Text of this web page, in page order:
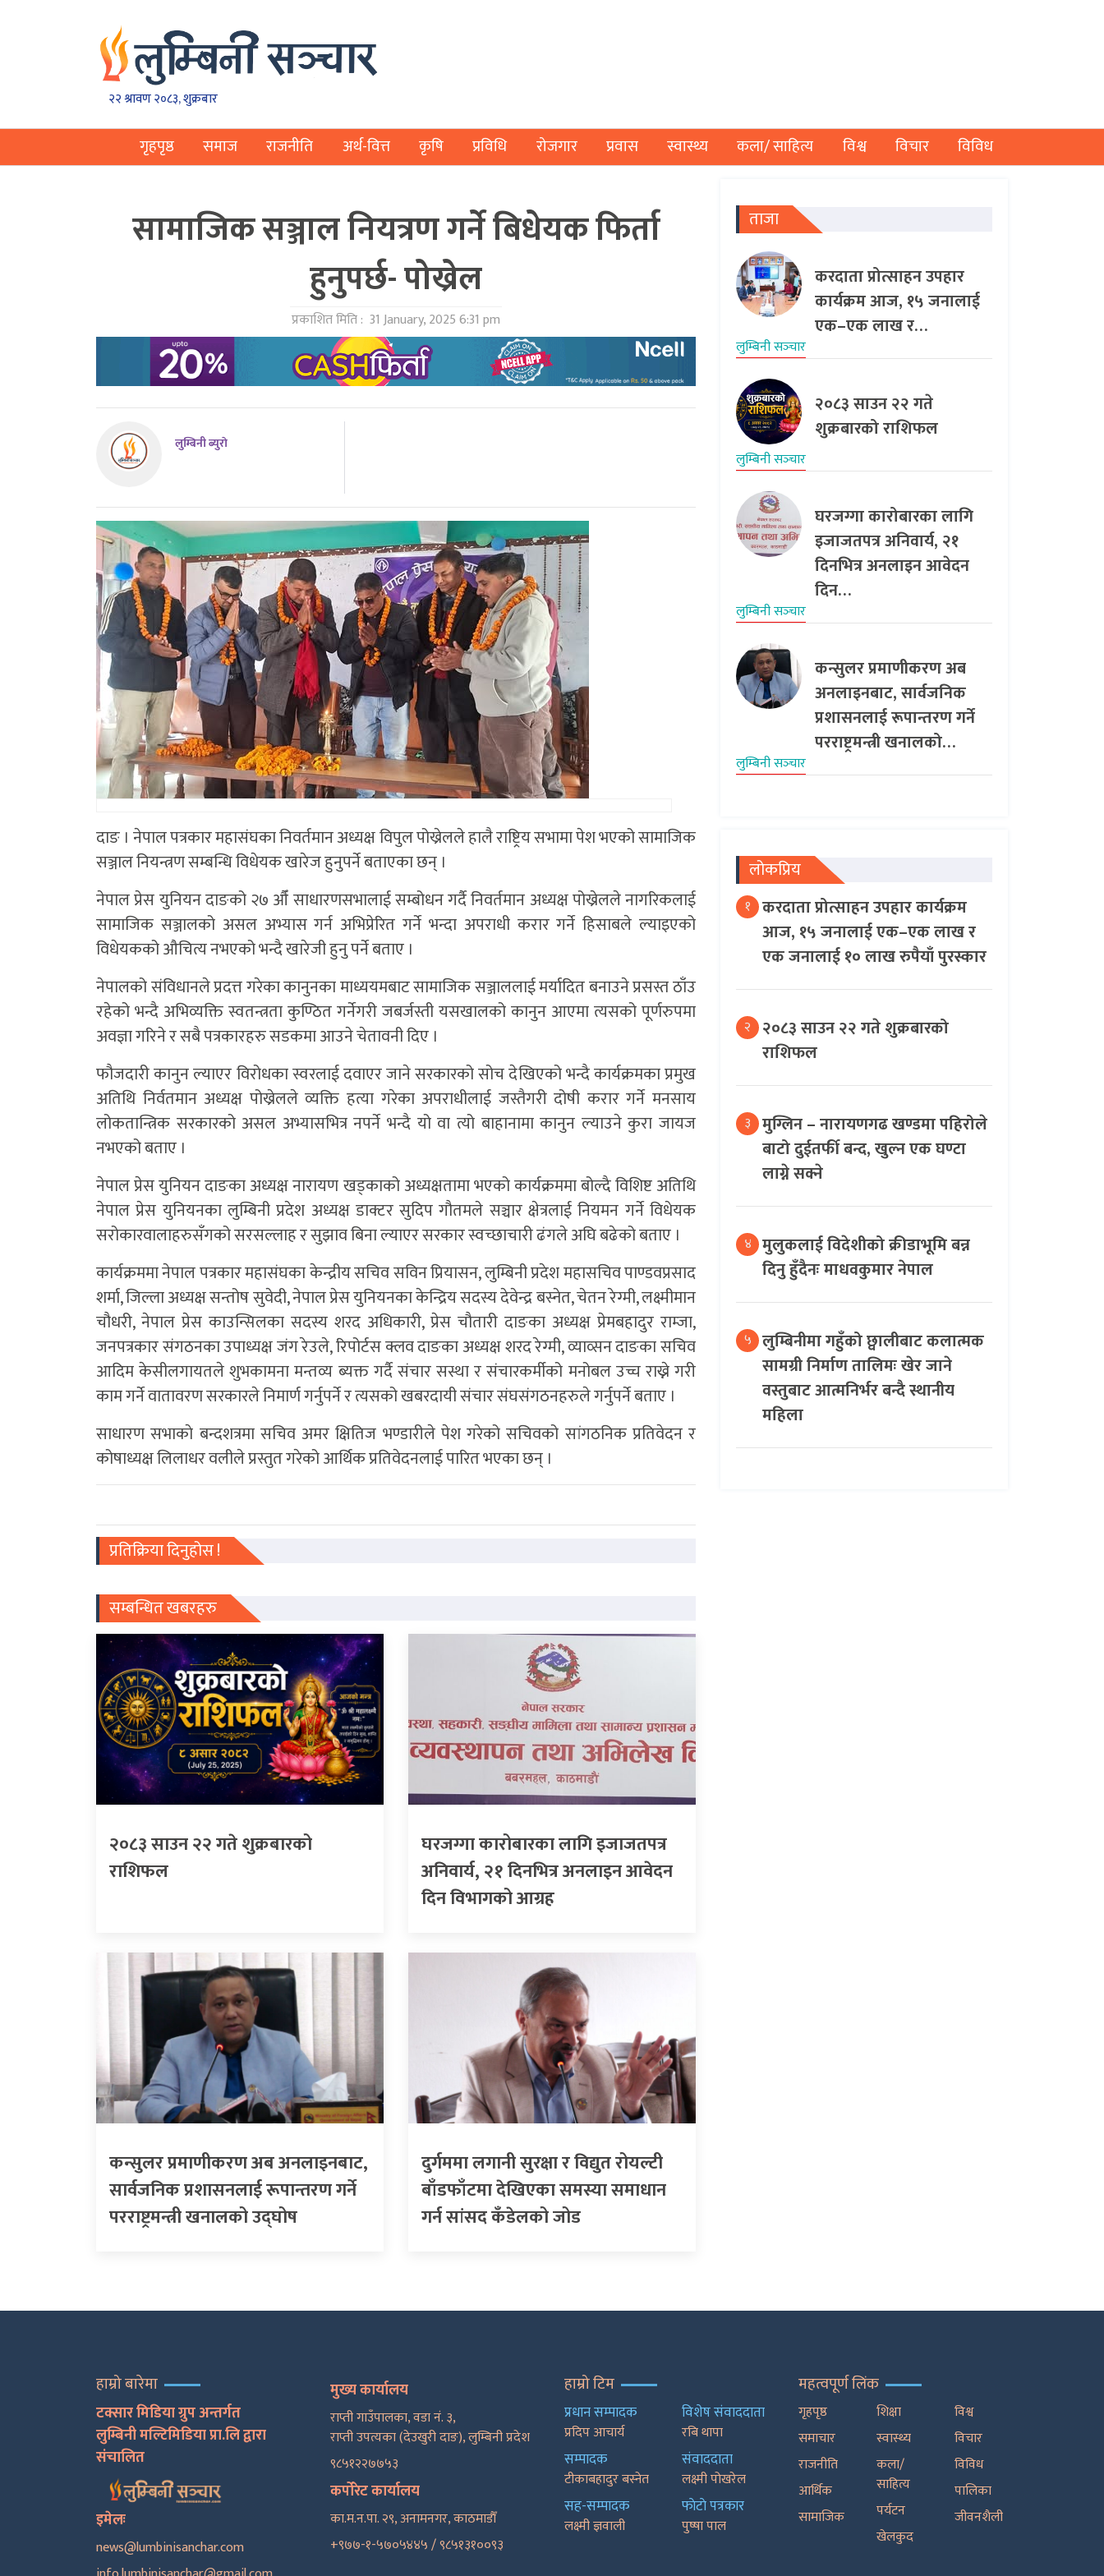
२२ श्रावण २०८३, शुक्रबार
गृहपृष्ठ समाज राजनीति अर्थ-वित्त कृषि प्रविधि रोजगार प्रवास स्वास्थ्य कला/ साहित्य विश्व विचार विविध
सामाजिक सञ्जाल नियत्रण गर्ने बिधेयक फिर्ता
हुनुपर्छ- पोख्रेल
प्रकाशित मिति : 31 January, 2025 6:31 pm
लुम्बिनी ब्युराे
दाङ । नेपाल पत्रकार महासंघका निवर्तमान अध्यक्ष विपुल पोख्रेलले हालै राष्ट्रिय सभामा पेश भएको सामाजिक
सञ्जाल नियन्त्रण सम्बन्धि विधेयक खारेज हुनुपर्ने बताएका छन् ।
नेपाल प्रेस युनियन दाङको २७ औँ साधारणसभालाई सम्बोधन गर्दै निवर्तमान अध्यक्ष पोख्रेलले नागरिकलाई
सामाजिक सञ्जालको असल अभ्यास गर्न अभिप्रेरित गर्ने भन्दा अपराधी करार गर्ने हिसाबले ल्याइएको
विधेयकको औचित्य नभएको भन्दै खारेजी हुनु पर्ने बताए ।
नेपालको संविधानले प्रदत्त गरेका कानुनका माध्ययमबाट सामाजिक सञ्जाललाई मर्यादित बनाउने प्रसस्त ठाँउ
रहेको भन्दै अभिव्यक्ति स्वतन्त्रता कुण्ठित गर्नेगरी जबर्जस्ती यसखालको कानुन आएमा त्यसको पूर्णरुपमा
अवज्ञा गरिने र सबै पत्रकारहरु सडकमा आउने चेतावनी दिए ।
फौजदारी कानुन ल्याएर विरोधका स्वरलाई दवाएर जाने सरकारको सोच देखिएको भन्दै कार्यक्रमका प्रमुख
अतिथि निर्वतमान अध्यक्ष पोख्रेलले व्यक्ति हत्या गरेका अपराधीलाई जस्तैगरी दोषी करार गर्ने मनसाय
लोकतान्त्रिक सरकारको असल अभ्यासभित्र नपर्ने भन्दै यो वा त्यो बाहानामा कानुन ल्याउने कुरा जायज
नभएको बताए ।
नेपाल प्रेस युनियन दाङका अध्यक्ष नारायण खड्काको अध्यक्षतामा भएको कार्यक्रममा बोल्दै विशिष्ट अतिथि
नेपाल प्रेस युनियनका लुम्बिनी प्रदेश अध्यक्ष डाक्टर सुदिप गौतमले सञ्चार क्षेत्रलाई नियमन गर्ने विधेयक
सरोकारवालाहरुसँगको सरसल्लाह र सुझाव बिना ल्याएर सरकार स्वच्छाचारी ढंगले अघि बढेको बताए ।
कार्यक्रममा नेपाल पत्रकार महासंघका केन्द्रीय सचिव सविन प्रियासन, लुम्बिनी प्रदेश महासचिव पाण्डवप्रसाद
शर्मा, जिल्ला अध्यक्ष सन्तोष सुवेदी, नेपाल प्रेस युनियनका केन्द्रिय सदस्य देवेन्द्र बस्नेत, चेतन रेग्मी, लक्ष्मीमान
चौधरी, नेपाल प्रेस काउन्सिलका सदस्य शरद अधिकारी, प्रेस चौतारी दाङका अध्यक्ष प्रेमबहादुर राम्जा,
जनपत्रकार संगठनका उपाध्यक्ष जंग रेउले, रिपोर्टस क्लव दाङका अध्यक्ष शरद रेग्मी, व्याव्सन दाङका सचिव
आदिम केसीलगायतले शुभकामना मन्तव्य ब्यक्त गर्दै संचार सस्था र संचारकर्मीको मनोबल उच्च राख्ने गरी
काम गर्ने वातावरण सरकारले निमार्ण गर्नुपर्ने र त्यसको खबरदायी संचार संघसंगठनहरुले गर्नुपर्ने बताए ।
साधारण सभाकाे बन्दशत्रमा सचिव अमर क्षितिज भण्डारीले पेश गरेको सचिवको सांगठनिक प्रतिवेदन र
कोषाध्यक्ष लिलाधर वलीले प्रस्तुत गरेको आर्थिक प्रतिवेदनलाई पारित भएका छन् ।
प्रतिक्रिया दिनुहोस !
सम्बन्धित खबरहरु
२०८३ साउन २२ गते शुक्रबारको
राशिफल
घरजग्गा कारोबारका लागि इजाजतपत्र
अनिवार्य, २१ दिनभित्र अनलाइन आवेदन
दिन विभागको आग्रह
कन्सुलर प्रमाणीकरण अब अनलाइनबाट,
सार्वजनिक प्रशासनलाई रूपान्तरण गर्ने
परराष्ट्रमन्त्री खनालको उद्घोष
दुर्गममा लगानी सुरक्षा र विद्युत रोयल्टी
बाँडफाँटमा देखिएका समस्या समाधान
गर्न सांसद कँडेलको जोड
ताजा
करदाता प्रोत्साहन उपहार
कार्यक्रम आज, १५ जनालाई
एक–एक लाख र…
लुम्बिनी सञ्‍चार
२०८३ साउन २२ गते
शुक्रबारको राशिफल
लुम्बिनी सञ्‍चार
घरजग्गा कारोबारका लागि
इजाजतपत्र अनिवार्य, २१
दिनभित्र अनलाइन आवेदन
दिन…
लुम्बिनी सञ्‍चार
कन्सुलर प्रमाणीकरण अब
अनलाइनबाट, सार्वजनिक
प्रशासनलाई रूपान्तरण गर्ने
परराष्ट्रमन्त्री खनालको…
लुम्बिनी सञ्‍चार
लोकप्रिय
१ करदाता प्रोत्साहन उपहार कार्यक्रम
आज, १५ जनालाई एक–एक लाख र
एक जनालाई १० लाख रुपैयाँ पुरस्कार
२ २०८३ साउन २२ गते शुक्रबारको
राशिफल
३ मुग्लिन – नारायणगढ खण्डमा पहिरोले
बाटो दुईतर्फी बन्द, खुल्न एक घण्टा
लाग्ने सक्ने
४ मुलुकलाई विदेशीको क्रीडाभूमि बन्न
दिनु हुँदैनः माधवकुमार नेपाल
५ लुम्बिनीमा गहुँको छ्वालीबाट कलात्मक
सामग्री निर्माण तालिमः खेर जाने
वस्तुबाट आत्मनिर्भर बन्दै स्थानीय
महिला
हाम्रो बारेमा
टक्सार मिडिया ग्रुप अन्तर्गत
लुम्बिनी मल्टिमिडिया प्रा.लि द्वारा
संचालित
इमेलः
news@lumbinisanchar.com
मुख्य कार्यालय
राप्ती गाउँपालका, वडा नं. ३,
राप्ती उपत्यका (देउखुरी दाङ), लुम्बिनी प्रदेश
९८५१२२७७५३
कर्पोरेट कार्यालय
का.म.न.पा. २९, अनामनगर, काठमाडाैँ
+९७७-१-५७०५४४५ / ९८५१३१००९३
हाम्रो टिम
प्रधान सम्पादक
प्रदिप आचार्य
सम्पादक
टीकाबहादुर बस्नेत
सह-सम्पादक
लक्ष्मी ज्ञवाली
विशेष संवाददाता
रबि थापा
संवाददाता
लक्ष्मी पोखरेल
फाेटाे पत्रकार
पुष्षा पाल
महत्वपूर्ण लिंक
गृहपृष्ठ
समाचार
राजनीति
आर्थिक
सामाजिक
शिक्षा
स्वास्थ्य
कला/
साहित्य
पर्यटन
खेलकुद
विश्व
विचार
विविध
पालिका
जीवनशैली